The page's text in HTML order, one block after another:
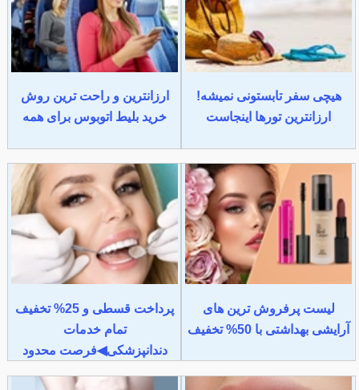
هیچی سفر تابستونی نمیشه!
ارزانترین تورها اینجاست
ارزانترین و راحت ترین روش
خرید بلیط اتوبوس برای همه
لیست پرفروش ترین های
آرایشی بهداشتی با 50% تخفیف
پرداخت قسطی و 25% تخفیف
تمام خدمات
دندانپزشکی◀فرصت محدود